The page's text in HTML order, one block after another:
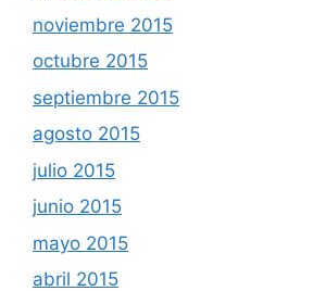
noviembre 2015
octubre 2015
septiembre 2015
agosto 2015
julio 2015
junio 2015
mayo 2015
abril 2015